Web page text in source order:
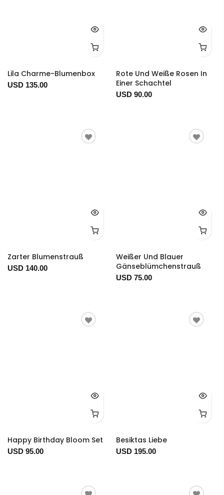
Lila Charme-Blumenbox
USD 135.00
Rote Und Weiße Rosen In
Einer Schachtel
USD 90.00
Zarter Blumenstrauß
USD 140.00
Weißer Und Blauer
Gänseblümchenstrauß
USD 75.00
Happy Birthday Bloom Set
USD 95.00
Besiktas Liebe
USD 195.00